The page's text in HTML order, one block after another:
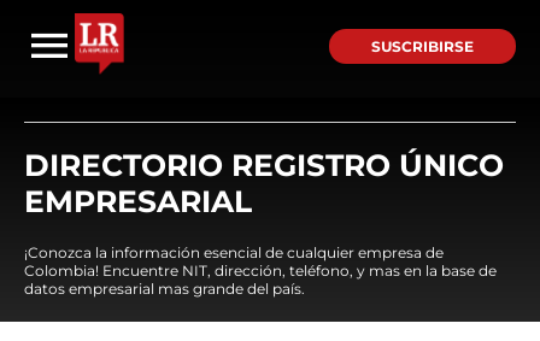
SUSCRIBIRSE
DIRECTORIO REGISTRO ÚNICO
EMPRESARIAL
¡Conozca la información esencial de cualquier empresa de
Colombia! Encuentre NIT, dirección, teléfono, y mas en la base de
datos empresarial mas grande del país.